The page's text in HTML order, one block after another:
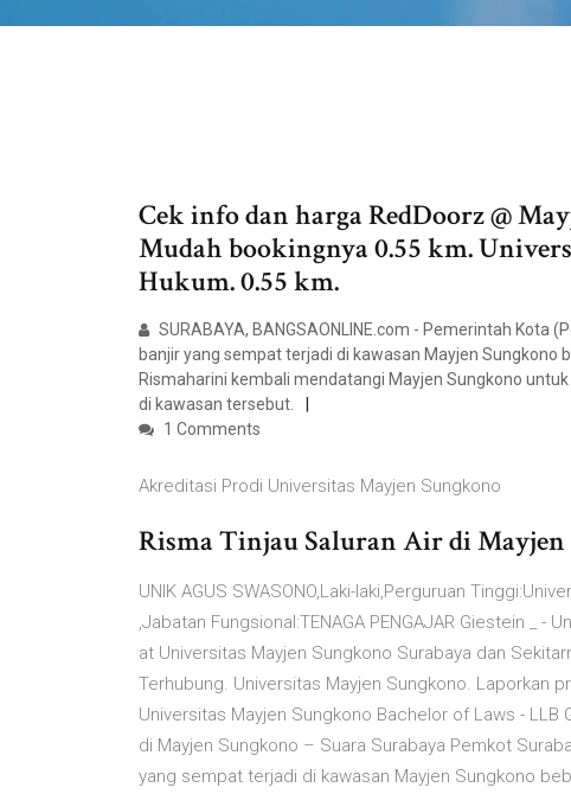
Cek info dan harga RedDoorz @
Mudah bookingnya 0.55 km.
Hukum. 0.55 km.
SURABAYA, BANGSAONLINE.com - Pemerintah
banjir yang sempat terjadi di kawasan Mayjen Sungkono
Rismaharini kembali mendatangi Mayjen Sungkono
di kawasan tersebut.
1 Comments
Akreditasi Prodi Universitas Mayjen Sungkono
Risma Tinjau Saluran Air di Mayjen
UNIK AGUS SWASONO,Laki-laki,Perguruan
,Jabatan Fungsional:TENAGA PENGAJAR Giestein _
at Universitas Mayjen Sungkono Surabaya dan
Terhubung. Universitas Mayjen Sungkono. Laporkan
Universitas Mayjen Sungkono Bachelor of Laws - LLB
di Mayjen Sungkono – Suara Surabaya Pemkot
yang sempat terjadi di kawasan Mayjen Sungkono